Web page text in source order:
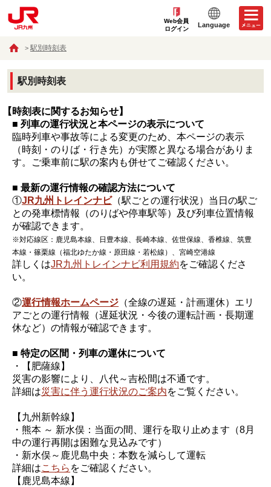
Web会員
ログイン
Language
駅別時刻表
駅別時刻表
【時刻表に関するお知らせ】
■ 列車の運行状況と本ページの表示について
臨時列車や事故等による変更のため、本ページの表示
（時刻・のりば・行き先）が実際と異なる場合がありま
す。ご乗車前に駅の案内も併せてご確認ください。
■ 最新の運行情報の確認方法について
①JR九州トレインナビ（駅ごとの運行状況）当日の駅ご
との発車標情報（のりばや停車駅等）及び列車位置情報
が確認できます。
※対応線区：鹿児島本線、日豊本線、長崎本線、佐世保線、香椎線、筑豊
本線・篠栗線（福北ゆたか線・原田線・若松線）、宮崎空港線
詳しくはJR九州トレインナビ利用規約をご確認くださ
い。
②運行情報ホームページ （全線の遅延・計画運休）エリ
アごとの運行情報（遅延状況・今後の運転計画・長期運
休など）の情報が確認できます。
■ 特定の区間・列車の運休について
・【肥薩線】
災害の影響により、八代～吉松間は不通です。
詳細は災害に伴う運行状況のご案内をご覧ください。
【九州新幹線】
・熊本 ～ 新水俣：当面の間、運行を取り止めます（8月
中の運行再開は困難な見込みです）
・新水俣～鹿児島中央：本数を減らして運転
詳細はこちら をご確認ください。
【鹿児島本線】